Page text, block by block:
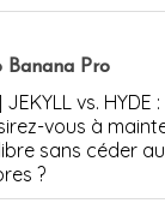
Banana Pro
vs. HYDE :
vous à
sans céder
?